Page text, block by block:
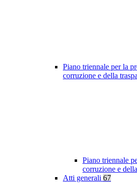
Piano triennale per la
corruzione e della
Piano triennale
corruzione e
Atti generali 67